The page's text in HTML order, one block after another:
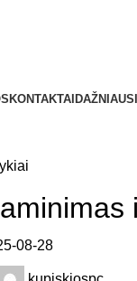
KONTAKTAI
08-28